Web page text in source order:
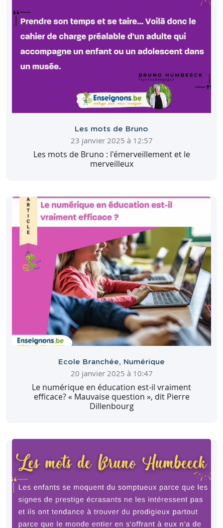
Les mots de Bruno
23 janvier 2025 à 12:57
Les mots de Bruno : l'émerveillement et le
merveilleux
Ecole Branchée, Numérique
20 janvier 2025 à 10:47
Le numérique en éducation est-il vraiment
efficace? « Mauvaise question », dit Pierre
Dillenbourg